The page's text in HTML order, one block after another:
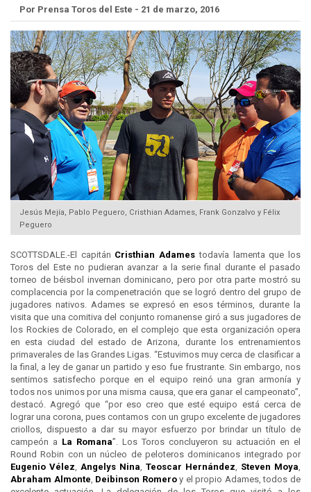
Por Prensa Toros del Este - 21 de marzo, 2016
Jesús Mejía, Pablo Peguero, Cristhian Adames, Frank Gonzalvo y Félix
Peguero
SCOTTSDALE.-El capitán Cristhian Adames todavía lamenta que los
Toros del Este no pudieran avanzar a la serie final durante el pasado
torneo de béisbol invernan dominicano, pero por otra parte mostró su
complacencia por la compenetración que se logró dentro del grupo de
jugadores nativos. Adames se expresó en esos términos, durante la
visita que una comitiva del conjunto romanense giró a sus jugadores de
los Rockies de Colorado, en el complejo que esta organización opera
en esta ciudad del estado de Arizona, durante los entrenamientos
primaverales de las Grandes Ligas. “Estuvimos muy cerca de clasificar a
la final, a ley de ganar un partido y eso fue frustrante. Sin embargo, nos
sentimos satisfecho porque en el equipo reinó una gran armonía y
todos nos unimos por una misma causa, que era ganar el campeonato”,
destacó. Agregó que “por eso creo que esté equipo está cerca de
lograr una corona, pues contamos con un grupo excelente de jugadores
criollos, dispuesto a dar su mayor esfuerzo por brindar un título de
campeón a La Romana”. Los Toros concluyeron su actuación en el
Round Robin con un núcleo de peloteros dominicanos integrado por
Eugenio Vélez, Angelys Nina, Teoscar Hernández, Steven Moya,
Abraham Almonte, Deibinson Romeroy el propio Adames, todos de